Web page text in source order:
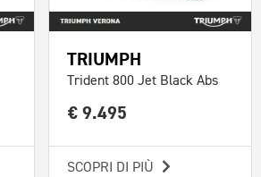
TRIUMPH
Trident 800 Jet Black Abs
€ 9.495
SCOPRI DI PIÙ